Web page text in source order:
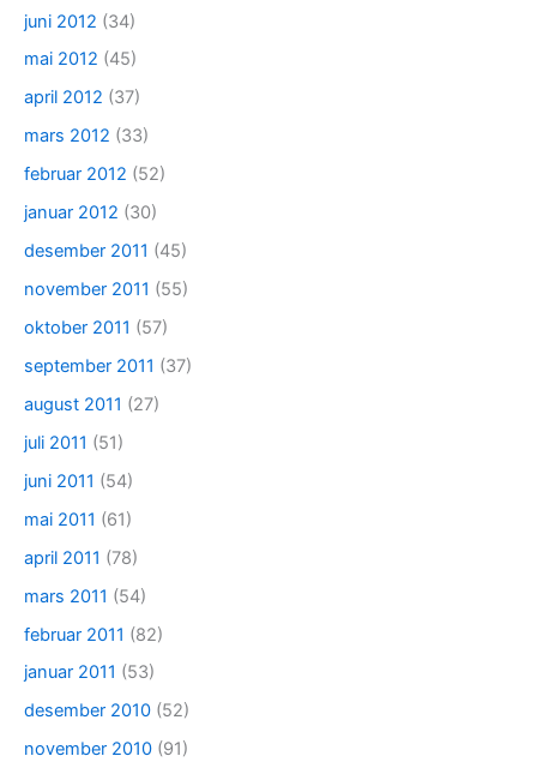
juni 2012 (34)
mai 2012 (45)
april 2012 (37)
mars 2012 (33)
februar 2012 (52)
januar 2012 (30)
desember 2011 (45)
november 2011 (55)
oktober 2011 (57)
september 2011 (37)
august 2011 (27)
juli 2011 (51)
juni 2011 (54)
mai 2011 (61)
april 2011 (78)
mars 2011 (54)
februar 2011 (82)
januar 2011 (53)
desember 2010 (52)
november 2010 (91)